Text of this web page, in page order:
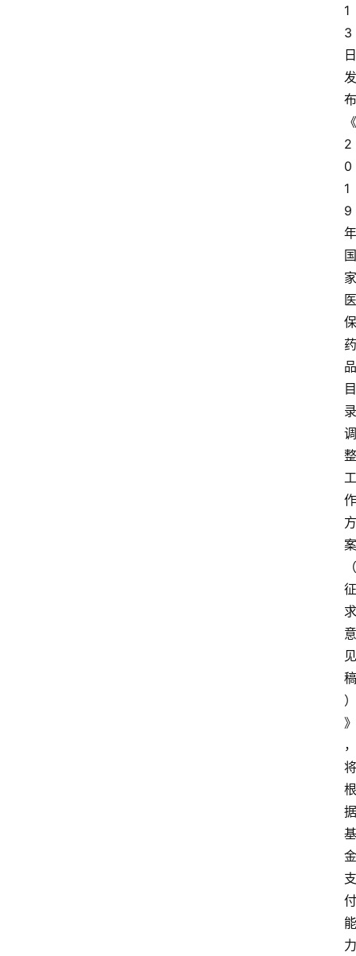
1
3
日
发
布
《
2
0
1
9
年
国
家
医
保
药
品
目
录
调
整
工
作
方
案
（
征
求
意
见
稿
）
》
，
将
根
据
基
金
支
付
能
力